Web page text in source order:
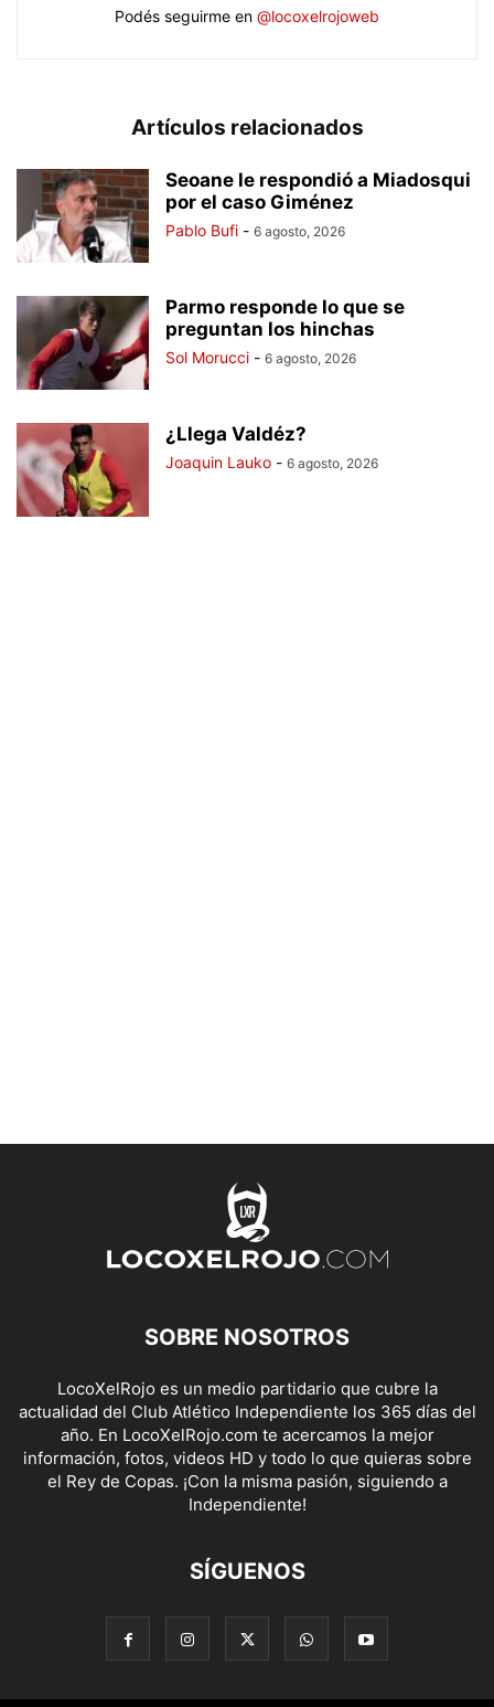
Podés seguirme en @locoxelrojoweb
Artículos relacionados
Seoane le respondió a Miadosqui
por el caso Giménez
Pablo Bufi - 6 agosto, 2026
Parmo responde lo que se
preguntan los hinchas
Sol Morucci - 6 agosto, 2026
¿Llega Valdéz?
Joaquin Lauko - 6 agosto, 2026
SOBRE NOSOTROS
LocoXelRojo es un medio partidario que cubre la
actualidad del Club Atlético Independiente los 365 días del
año. En LocoXelRojo.com te acercamos la mejor
información, fotos, videos HD y todo lo que quieras sobre
el Rey de Copas. ¡Con la misma pasión, siguiendo a
Independiente!
SÍGUENOS